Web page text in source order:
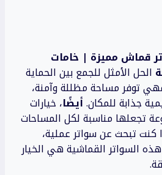
قماش مميزة | خامات
الحل الأمثل للجمع بين الحماية
توفر مساحة مظللة وآمنة،
جذابة للمكان.أيضًا، خيارات
تجعلها مناسبة لكل المساحات
كنت تبحث عن سواتر عملية،
السواتر القماشية هي الخيار